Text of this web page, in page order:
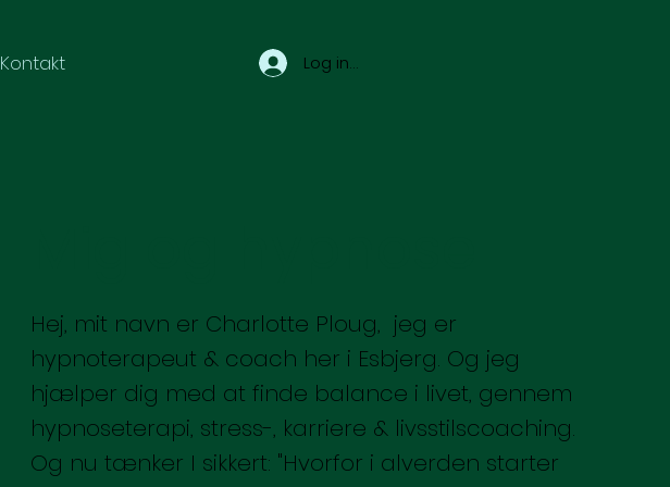
Kontakt Log ind
Hej, mit navn er Charlotte Ploug, jeg er
hypnoterapeut & coach her i Esbjerg. Og jeg
hjælper dig med at finde balance i livet, gennem
hypnoseterapi, stress-, karriere & livsstilscoaching.
Og nu tænker I sikkert: "Hvorfor i alverden starter